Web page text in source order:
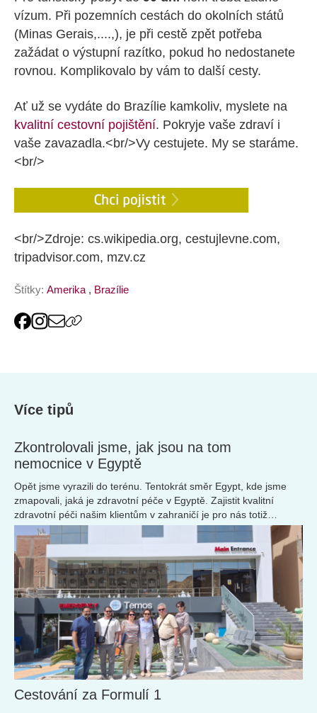
vízum. Při pozemních cestách do okolních států
(Minas Gerais,....,), je při cestě zpět potřeba
zažádat o výstupní razítko, pokud ho nedostanete
rovnou. Komplikovalo by vám to další cesty.
Ať už se vydáte do Brazílie kamkoliv, myslete na
kvalitní cestovní pojištění. Pokryje vaše zdraví i
vaše zavazadla.<br/>Vy cestujete. My se staráme.
<br/>
<br/>Zdroje: cs.wikipedia.org, cestujlevne.com,
tripadvisor.com, mzv.cz
Štítky: Amerika , Brazílie
Více tipů
Zkontrolovali jsme, jak jsou na tom
nemocnice v Egyptě
Opět jsme vyrazili do terénu. Tentokrát směr Egypt, kde jsme
zmapovali, jaká je zdravotní péče v Egyptě. Zajistit kvalitní
zdravotní péči našim klientům v zahraničí je pro nás totiž
naprostou samozřejmostí.
Cestování za Formulí 1